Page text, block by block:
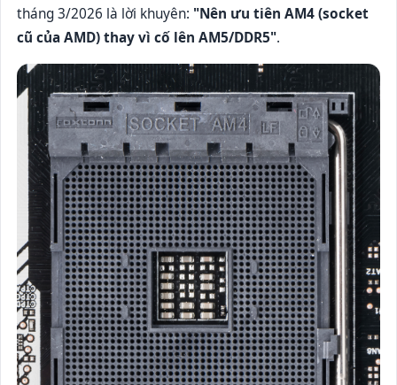
tháng 3/2026 là lời khuyên: "Nên ưu tiên AM4 (socket
cũ của AMD) thay vì cố lên AM5/DDR5".